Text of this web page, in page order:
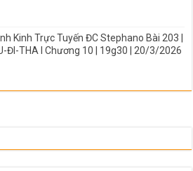
Kinh Trực Tuyến ĐC Stephano Bài 203 |
ĐI-THA I Chương 10 | 19g30 | 20/3/2026